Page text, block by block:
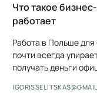
Что такое
работает
Работа в Польше
почти всегда
получать деньги